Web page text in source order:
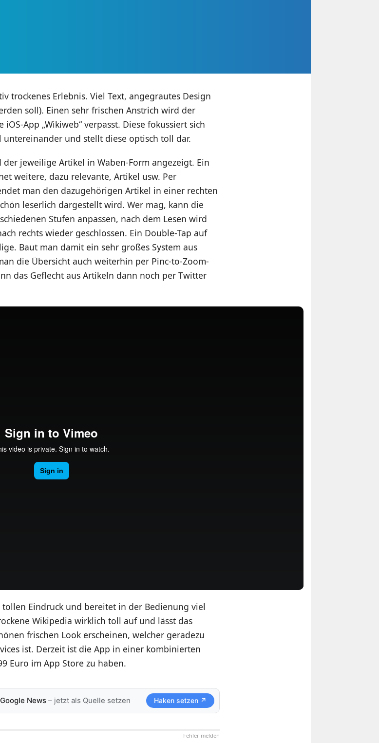
trockenes Erlebnis. Viel Text, angegrautes Design
soll). Einen sehr frischen Anstrich wird der
App „Wikiweb“ verpasst. Diese fokussiert sich
und stellt diese optisch toll dar.
jeweilige Artikel in Waben-Form angezeigt. Ein
weitere, dazu relevante, Artikel usw. Per
man den dazugehörigen Artikel in einer rechten
leserlich dargestellt wird. Wer mag, kann die
Stufen anpassen, nach dem Lesen wird
rechts wieder geschlossen. Ein Double-Tap auf
Baut man damit ein sehr großes System aus
die Übersicht auch weiterhin per Pinc-to-Zoom-
das Geflecht aus Artikeln dann noch per Twitter
Eindruck und bereitet in der Bedienung viel
Wikipedia wirklich toll auf und lässt das
frischen Look erscheinen, welcher geradezu
ist. Derzeit ist die App in einer kombinierten
Euro im App Store zu haben.
News– jetzt als Quelle setzen Haken setzen ↗
Fehler melden